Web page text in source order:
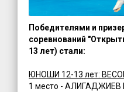
Победителями и
соревнований
13 лет) стали:
ЮНОШИ 12-13 лет:
1 место - АЛИГАДЖИЕВ